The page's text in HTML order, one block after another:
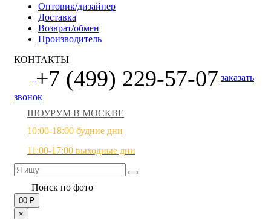
Оптовик/дизайнер
Доставка
Возврат/обмен
Производитель
КОНТАКТЫ
+7 (499) 229-57-07 заказать
звонок
ШОУРУМ В МОСКВЕ
10:00-18:00 будние дни
11:00-17:00 выходные дни
Поиск по фото
00 ₽
×